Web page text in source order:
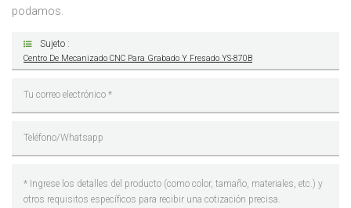
podamos.
Sujeto :
Centro De Mecanizado CNC Para Grabado Y Fresado YS-870B